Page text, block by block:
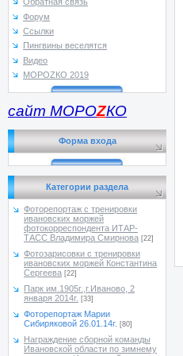
Форум
Ссылки
Пингвины веселятся
Видео
МОРОZКО 2019
сайт МОРОZКО
Форма входа
Категории раздела
Фоторепортаж с тренировки
ивановских моржей
фотокорреспондента ИТАР-
ТАСС Владимира Смирнова [22]
Фотозарисовки с тренировки
ивановских моржей Константина
Сергеева [22]
Парк им.1905г.,г.Иваново, 2
января 2014г. [33]
Фоторепортаж Марии
Сибиряковой 26.01.14г. [80]
Награждение сборной команды
Ивановской области по зимнему